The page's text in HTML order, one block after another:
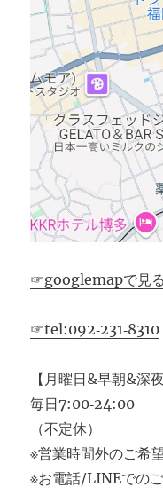
☞googlemapで見る
☞tel:092‐231‐8310
【月曜日&早朝&深
毎日7:00‐24:00
（不定休）
※営業時間外のご希
※お電話/LINEでの